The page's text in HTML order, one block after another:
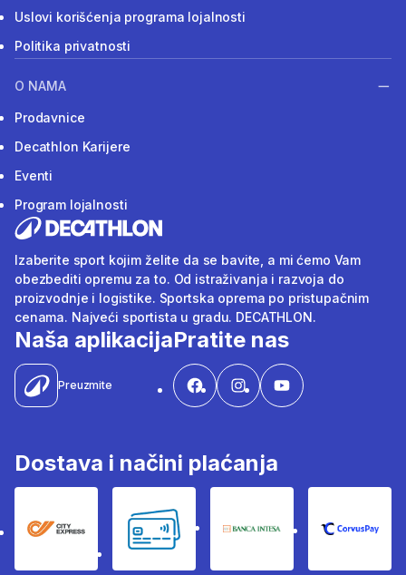
Uslovi korišćenja programa lojalnosti
Politika privatnosti
O NAMA
Prodavnice
Decathlon Karijere
Eventi
Program lojalnosti
Izaberite sport kojim želite da se bavite, a mi ćemo Vam
obezbediti opremu za to. Od istraživanja i razvoja do
proizvodnje i logistike. Sportska oprema po pristupačnim
cenama. Najveći sportista u gradu. DECATHLON.
Naša aplikacija
Preuzmite
Pratite nas
Dostava i načini plaćanja
City Express Bankovne karticeBanka Intesa